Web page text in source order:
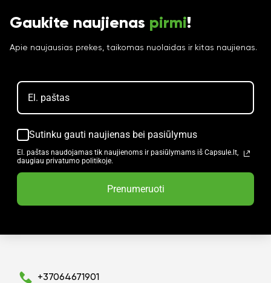
Gaukite naujienas pirmi!
Apie naujausias prekes, taikomas nuolaidas ir kitas naujienas.
Sutinku gauti naujienas bei pasiūlymus
El. paštas naudojamas tik naujienoms ir pasiūlymams iš Capsule.lt,
daugiau privatumo politikoje.
Prenumeruoti
+37064671901